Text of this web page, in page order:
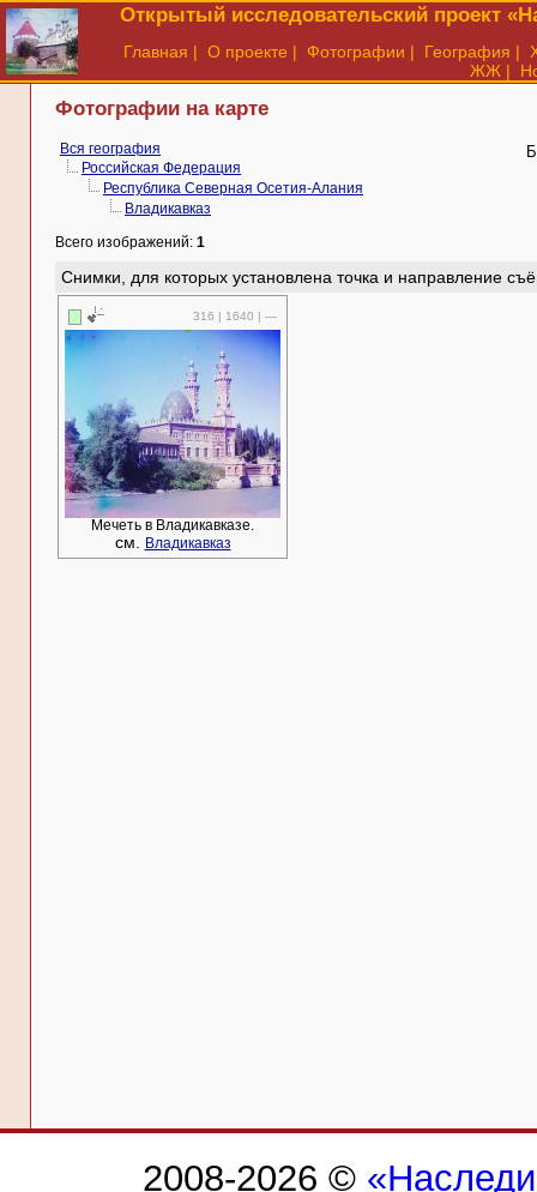
Открытый исследовательский проект
Главная | О проекте | Фотографии | География |
ЖЖ |
Фотографии на карте
Вся география
Российская Федерация
Республика Северная Осетия-Алания
Владикавказ
Всего изображений: 1
Снимки, для которых установлена точка и направление
316 | 1640 | —
Мечеть в Владикавказе.
см. Владикавказ
2008-2026 ©